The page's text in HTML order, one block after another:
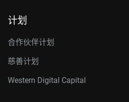
计划
合作伙伴计划
慈善计划
Western Digital Capital